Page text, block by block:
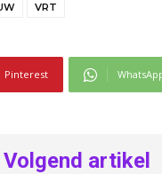
VRT
Pinterest
Volgend artikel